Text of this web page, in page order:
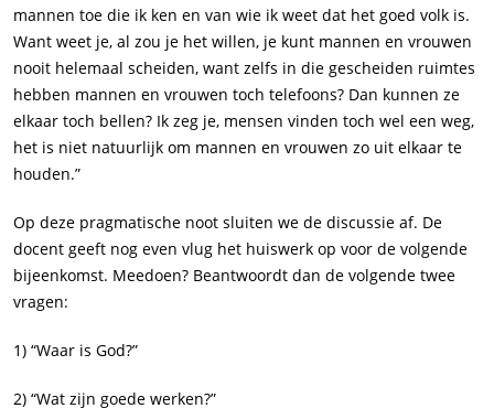
mannen toe die ik ken en van wie ik weet dat het goed volk is.
Want weet je, al zou je het willen, je kunt mannen en vrouwen
nooit helemaal scheiden, want zelfs in die gescheiden ruimtes
hebben mannen en vrouwen toch telefoons? Dan kunnen ze
elkaar toch bellen? Ik zeg je, mensen vinden toch wel een weg,
het is niet natuurlijk om mannen en vrouwen zo uit elkaar te
houden.”
Op deze pragmatische noot sluiten we de discussie af. De
docent geeft nog even vlug het huiswerk op voor de volgende
bijeenkomst. Meedoen? Beantwoordt dan de volgende twee
vragen:
1) “Waar is God?”
2) “Wat zijn goede werken?”